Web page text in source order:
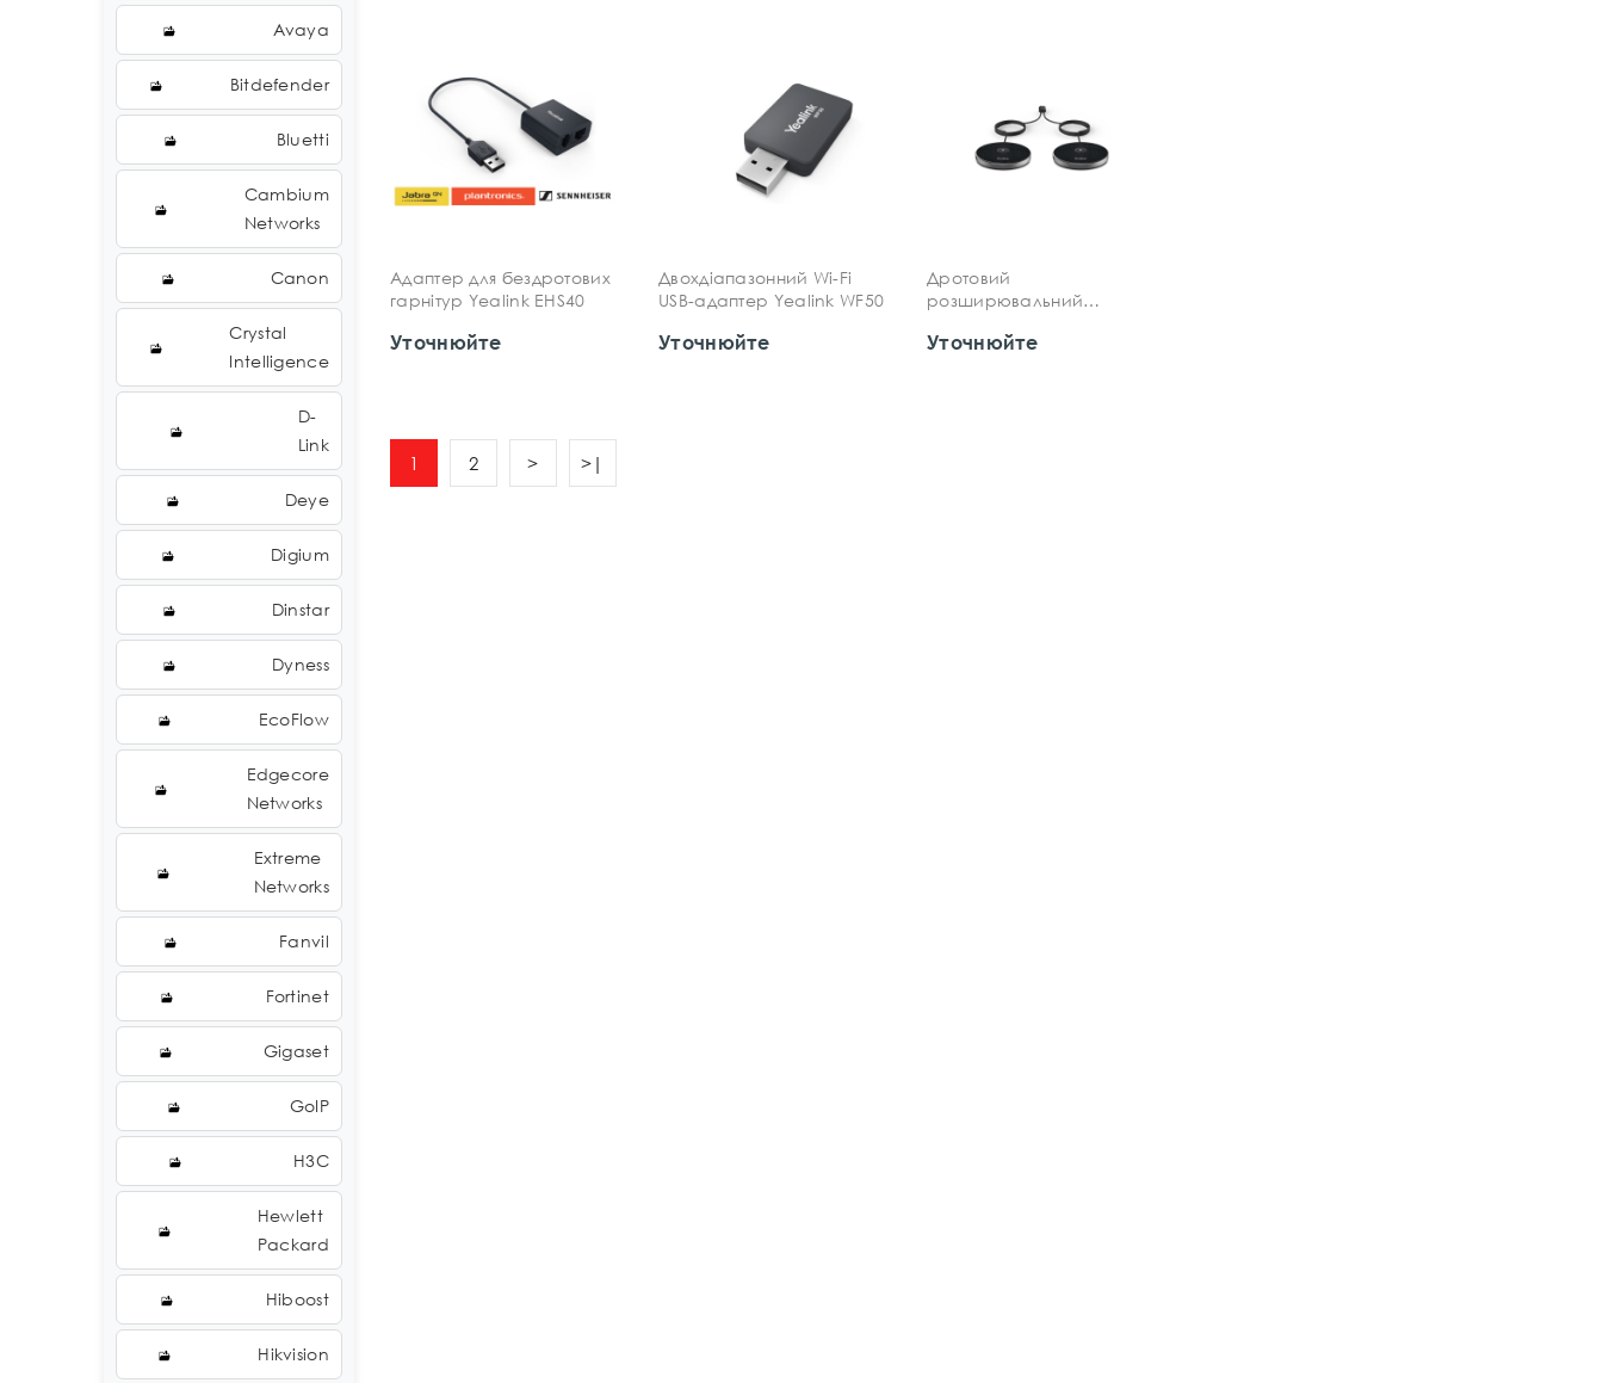
Avaya
Bitdefender
Bluetti
Cambium
Networks
Canon
Crystal
Intelligence
D-
Link
Deye
Digium
Dinstar
Dyness
EcoFlow
Edgecore
Networks
Extreme
Networks
Fanvil
Fortinet
Gigaset
GoIP
H3C
Hewlett
Packard
Hiboost
Hikvision
Адаптер для бездротових
гарнітур Yealink EHS40
Уточнюйте
Двохдіапазонний Wi-Fi
USB-адаптер Yealink WF50
Уточнюйте
Дротовий
розширювальний
для CP965
Уточнюйте
1 2 > >|